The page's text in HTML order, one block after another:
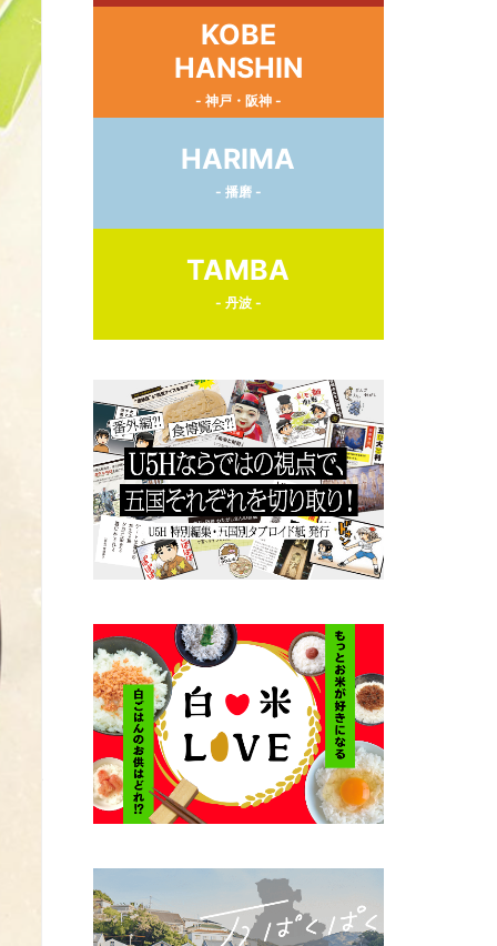
KOBE
HANSHIN
- 神戸・阪神 -
HARIMA
- 播磨 -
TAMBA
- 丹波 -